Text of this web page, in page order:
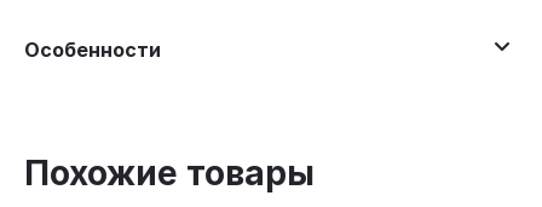
Особенности
Похожие товары